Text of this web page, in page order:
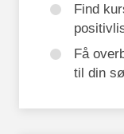
Find
Få
til din